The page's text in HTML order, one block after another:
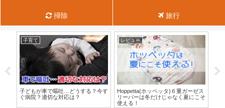
掃除 旅行
子育て
子どもが車で嘔吐…どうする？今す
ぐ病院？適切な対応は？
レビュー
Hoppetta(ホッペッタ)６重ガーゼス
リーパーは冬だけじゃなく夏にこそ
使える！